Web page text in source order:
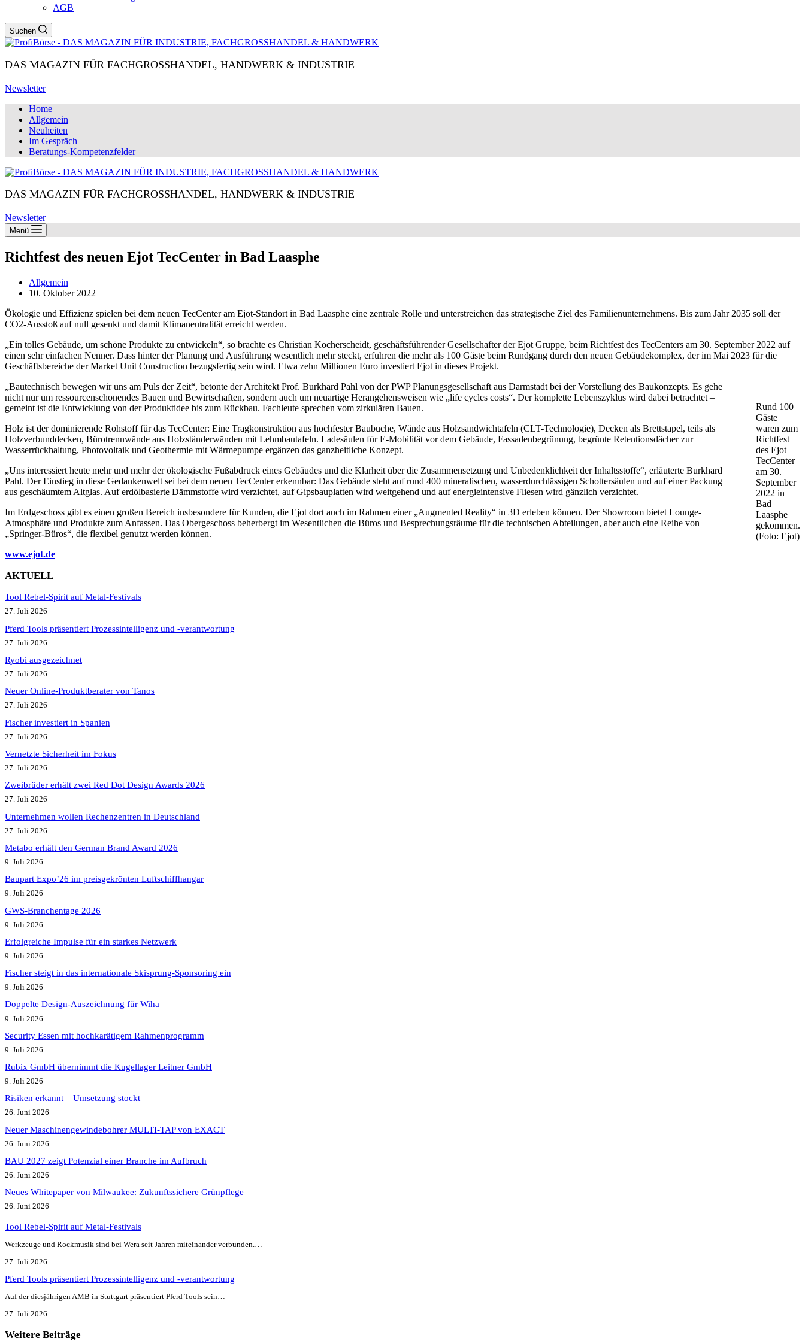
AGB
Suchen
DAS MAGAZIN FÜR FACHGROSSHANDEL, HANDWERK & INDUSTRIE
Newsletter
Home
Allgemein
Neuheiten
Im Gespräch
Beratungs-Kompetenzfelder
DAS MAGAZIN FÜR FACHGROSSHANDEL, HANDWERK & INDUSTRIE
Newsletter
Menü
Richtfest des neuen Ejot TecCenter in Bad Laasphe
Allgemein
10. Oktober 2022
Ökologie und Effizienz spielen bei dem neuen TecCenter am Ejot-Standort in Bad Laasphe eine zentrale Rolle und unterstreichen das strategische Ziel des Familienunternehmens. Bis zum Jahr 2035 soll der
CO2-Ausstoß auf null gesenkt und damit Klimaneutralität erreicht werden.
„Ein tolles Gebäude, um schöne Produkte zu entwickeln“, so brachte es Christian Kocherscheidt, geschäftsführender Gesellschafter der Ejot Gruppe, beim Richtfest des TecCenters am 30. September 2022 auf
einen sehr einfachen Nenner. Dass hinter der Planung und Ausführung wesentlich mehr steckt, erfuhren die mehr als 100 Gäste beim Rundgang durch den neuen Gebäudekomplex, der im Mai 2023 für die
Geschäftsbereiche der Market Unit Construction bezugsfertig sein wird. Etwa zehn Millionen Euro investiert Ejot in dieses Projekt.
Rund 100
Gäste
waren zum
Richtfest
des Ejot
TecCenter
am 30.
September
2022 in
Bad
Laasphe
gekommen.
(Foto: Ejot)
„Bautechnisch bewegen wir uns am Puls der Zeit“, betonte der Architekt Prof. Burkhard Pahl von der PWP Planungsgesellschaft aus Darmstadt bei der Vorstellung des Baukonzepts. Es gehe
nicht nur um ressourcenschonendes Bauen und Bewirtschaften, sondern auch um neuartige Herangehensweisen wie „life cycles costs“. Der komplette Lebenszyklus wird dabei betrachtet –
gemeint ist die Entwicklung von der Produktidee bis zum Rückbau. Fachleute sprechen vom zirkulären Bauen.
Holz ist der dominierende Rohstoff für das TecCenter: Eine Tragkonstruktion aus hochfester Baubuche, Wände aus Holzsandwichtafeln (CLT-Technologie), Decken als Brettstapel, teils als
Holzverbunddecken, Bürotrennwände aus Holzständerwänden mit Lehmbautafeln. Ladesäulen für E-Mobilität vor dem Gebäude, Fassadenbegrünung, begrünte Retentionsdächer zur
Wasserrückhaltung, Photovoltaik und Geothermie mit Wärmepumpe ergänzen das ganzheitliche Konzept.
„Uns interessiert heute mehr und mehr der ökologische Fußabdruck eines Gebäudes und die Klarheit über die Zusammensetzung und Unbedenklichkeit der Inhaltsstoffe“, erläuterte Burkhard
Pahl. Der Einstieg in diese Gedankenwelt sei bei dem neuen TecCenter erkennbar: Das Gebäude steht auf rund 400 mineralischen, wasserdurchlässigen Schottersäulen und auf einer Packung
aus geschäumtem Altglas. Auf erdölbasierte Dämmstoffe wird verzichtet, auf Gipsbauplatten wird weitgehend und auf energieintensive Fliesen wird gänzlich verzichtet.
Im Erdgeschoss gibt es einen großen Bereich insbesondere für Kunden, die Ejot dort auch im Rahmen einer „Augmented Reality“ in 3D erleben können. Der Showroom bietet Lounge-
Atmosphäre und Produkte zum Anfassen. Das Obergeschoss beherbergt im Wesentlichen die Büros und Besprechungsräume für die technischen Abteilungen, aber auch eine Reihe von
„Springer-Büros“, die flexibel genutzt werden können.
www.ejot.de
AKTUELL
Tool Rebel-Spirit auf Metal-Festivals
27. Juli 2026
Pferd Tools präsentiert Prozessintelligenz und -verantwortung
27. Juli 2026
Ryobi ausgezeichnet
27. Juli 2026
Neuer Online-Produktberater von Tanos
27. Juli 2026
Fischer investiert in Spanien
27. Juli 2026
Vernetzte Sicherheit im Fokus
27. Juli 2026
Zweibrüder erhält zwei Red Dot Design Awards 2026
27. Juli 2026
Unternehmen wollen Rechenzentren in Deutschland
27. Juli 2026
Metabo erhält den German Brand Award 2026
9. Juli 2026
Baupart Expo’26 im preisgekrönten Luftschiffhangar
9. Juli 2026
GWS-Branchentage 2026
9. Juli 2026
Erfolgreiche Impulse für ein starkes Netzwerk
9. Juli 2026
Fischer steigt in das internationale Skisprung-Sponsoring ein
9. Juli 2026
Doppelte Design-Auszeichnung für Wiha
9. Juli 2026
Security Essen mit hochkarätigem Rahmenprogramm
9. Juli 2026
Rubix GmbH übernimmt die Kugellager Leitner GmbH
9. Juli 2026
Risiken erkannt – Umsetzung stockt
26. Juni 2026
Neuer Maschinengewindebohrer MULTI-TAP von EXACT
26. Juni 2026
BAU 2027 zeigt Potenzial einer Branche im Aufbruch​
26. Juni 2026
Neues Whitepaper von Milwaukee: Zukunftssichere Grünpflege
26. Juni 2026
Tool Rebel-Spirit auf Metal-Festivals
Werkzeuge und Rockmusik sind bei Wera seit Jahren miteinander verbunden.…
27. Juli 2026
Pferd Tools präsentiert Prozessintelligenz und -verantwortung
Auf der diesjährigen AMB in Stuttgart präsentiert Pferd Tools sein…
27. Juli 2026
Weitere Beiträge